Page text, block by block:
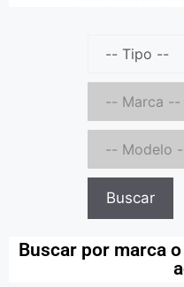
Buscar
Buscar por marca